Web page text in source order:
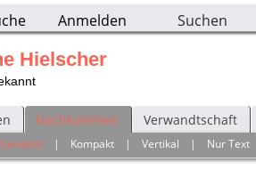
Anmelden Suchen
Hielscher
Nachkommen Verwandtschaft
| Kompakt |Vertikal | Nur Text